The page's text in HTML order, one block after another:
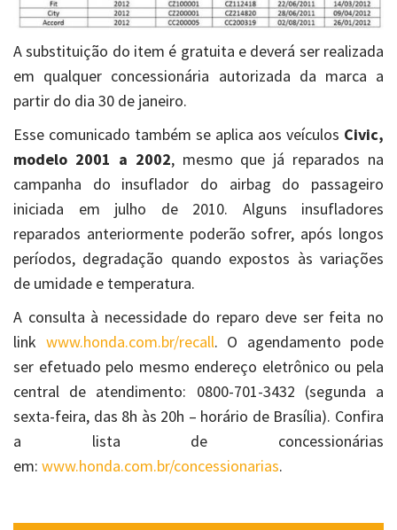
A substituição do item é gratuita e deverá ser realizada
em qualquer concessionária autorizada da marca a
partir do dia 30 de janeiro.
Esse comunicado também se aplica aos veículos Civic,
modelo 2001 a 2002, mesmo que já reparados na
campanha do insuflador do airbag do passageiro
iniciada em julho de 2010. Alguns insufladores
reparados anteriormente poderão sofrer, após longos
períodos, degradação quando expostos às variações
de umidade e temperatura.
A consulta à necessidade do reparo deve ser feita no
link www.honda.com.br/recall. O agendamento pode
ser efetuado pelo mesmo endereço eletrônico ou pela
central de atendimento: 0800-701-3432 (segunda a
sexta-feira, das 8h às 20h – horário de Brasília). Confira
a lista de concessionárias
em: www.honda.com.br/concessionarias.